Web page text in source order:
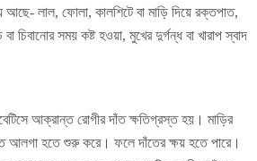
আছে- লাল, ফোলা, কালশিটে বা মাড়ি দিয়ে রক্তপাত,
চিবানোর সময় কষ্ট হওয়া, মুখের দুর্গন্ধ বা খারাপ স্বাদ
আক্রান্ত রোগীর দাঁত ক্ষতিগ্রস্ত হয়। মাড়ির
আলগা হতে শুরু করে। ফলে দাঁতের ক্ষয় হতে পারে।